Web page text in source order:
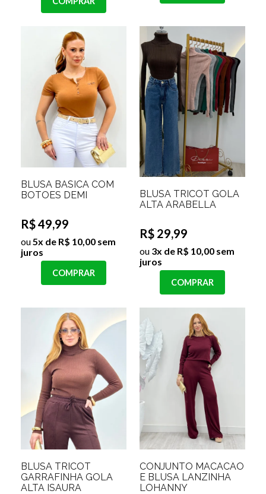
BLUSA BASICA COM
BOTOES DEMI
R$ 49,99
ou5x de R$ 10,00 sem
juros
COMPRAR
BLUSA TRICOT GOLA
ALTA ARABELLA
R$ 29,99
ou 3x de R$ 10,00 sem
juros
COMPRAR
BLUSA TRICOT
GARRAFINHA GOLA
ALTA ISAURA
CONJUNTO MACACÃO
E BLUSA LANZINHA
LOHANNY